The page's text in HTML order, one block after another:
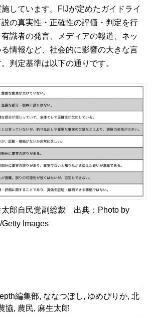
しています。FIJが定めた ガイドライ
の真実性・正確性の評価・判定を行
識者の発言、メディアの報道、ネッ
る情報など、社会的に影響の大きな言
判定基準は以下の通りです。
太郎自民党副総裁 出典： Photo by
Images
編集部, ななつぼし, ゆめぴりか, 北
協, 農民, 麻生太郎